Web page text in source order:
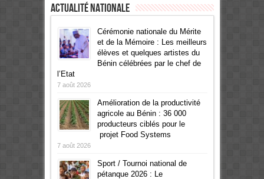
Actualité Nationale
Cérémonie nationale du Mérite
et de la Mémoire : Les meilleurs
élèves et quelques artistes du
Bénin célébrées par le chef de
l’Etat
7 août 2026
Amélioration de la productivité
agricole au Bénin : 36 000
producteurs ciblés pour le
projet Food Systems
7 août 2026
Sport / Tournoi national de
pétanque 2026 : Le